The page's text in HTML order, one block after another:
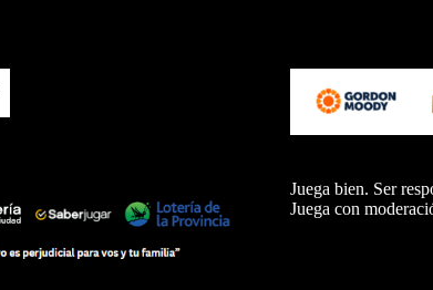
Juega bien. Ser
Juega con